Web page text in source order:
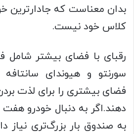
بدان معناست که جادارترین
کلاس خود نیست.
رقبای با فضای بیشتر شامل
سورنتو و هیوندای
فضای بیشتری را برای لذت
دهند.اگر به دنبال خودرو
به صندوق بار بزرگ‌تری نیاز